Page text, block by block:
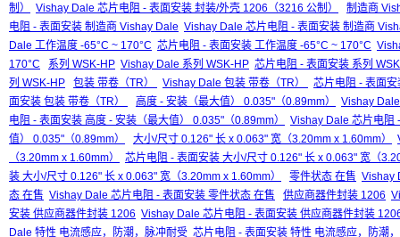
制）
Vishay Dale 芯片电阻 - 表面安装 封装/外壳 1206（3216 公制）
制造商
电阻 - 表面安装 制造商 Vishay Dale Vishay Dale 芯片电阻 - 表面安装 制造商
Dale 工作温度 -65°C ~ 170°C 芯片电阻 - 表面安装 工作温度 -65°C ~ 170°C
170°C
系列 WSK-HP Vishay Dale 系列 WSK-HP 芯片电阻 - 表面安装 系列
列 WSK-HP
包装 带卷（TR） Vishay Dale 包装 带卷（TR）
芯片电阻 - 表面
面安装 包装 带卷（TR）
高度 - 安装（最大值） 0.035"（0.89mm）
Vishay
电阻 - 表面安装 高度 - 安装（最大值） 0.035"（0.89mm）
Vishay Dale 芯片电阻
值） 0.035"（0.89mm）
大小/尺寸 0.126" 长 x 0.063" 宽（3.20mm x 1.60mm）
（3.20mm x 1.60mm）
芯片电阻 - 表面安装 大小/尺寸 0.126" 长 x 0.063" 宽（
装 大小/尺寸 0.126" 长 x 0.063" 宽（3.20mm x 1.60mm）
零件状态 在售 Vishay
态 在售 Vishay Dale 芯片电阻 - 表面安装 零件状态 在售 供应商器件封装 1206
安装 供应商器件封装 1206 Vishay Dale 芯片电阻 - 表面安装 供应商器件封装
Dale 特性 电流感应，防潮，脉冲耐受 芯片电阻 - 表面安装 特性 电流感应，防潮